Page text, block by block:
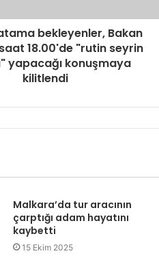
bekleyenler, Bakan
18.00'de "rutin seyrin
yapacağı konuşmaya
kilitlendi
Malkara’da tur aracının
çarptığı adam hayatını
kaybetti
15 Ekim 2025